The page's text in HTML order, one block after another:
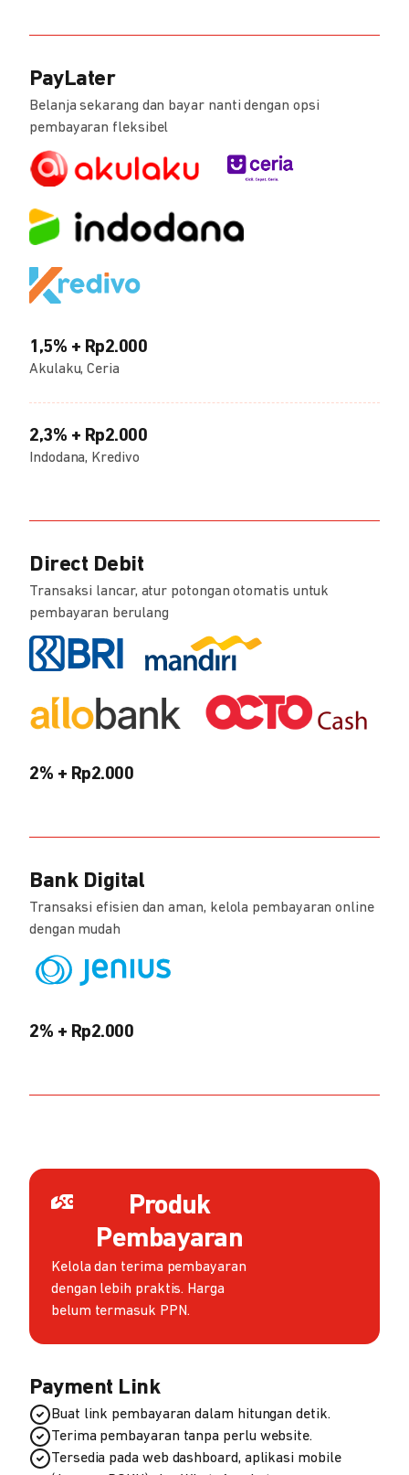
PayLater
Belanja sekarang dan bayar nanti dengan opsi
pembayaran fleksibel
1,5% + Rp2.000
Akulaku, Ceria
2,3% + Rp2.000
Indodana, Kredivo
Direct Debit
Transaksi lancar, atur potongan otomatis untuk
pembayaran berulang
2% + Rp2.000
Bank Digital
Transaksi efisien dan aman, kelola pembayaran online
dengan mudah
2% + Rp2.000
Produk
Pembayaran
Kelola dan terima pembayaran
dengan lebih praktis. Harga
belum termasuk PPN.
Payment Link
Buat link pembayaran dalam hitungan detik.
Terima pembayaran tanpa perlu website.
Tersedia pada web dashboard, aplikasi mobile